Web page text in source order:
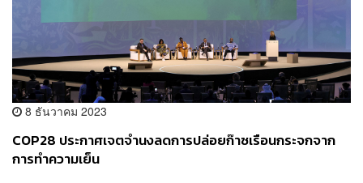
8 ธันวาคม 2023
COP28 ประกาศเจตจำนงลดการปล่อยก๊าซเรือนกระจกจาก
การทำความเย็น